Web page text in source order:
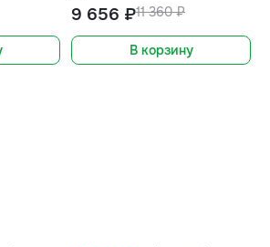
11 360 ₽
9 656 ₽
В корзину